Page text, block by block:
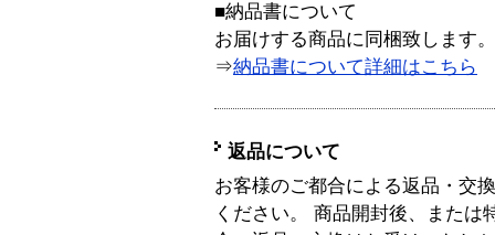
■納品書について
お届けする商品に同梱致します。
⇒納品書について詳細はこちら
返品について
お客様のご都合による返品・交
ください。 商品開封後、または